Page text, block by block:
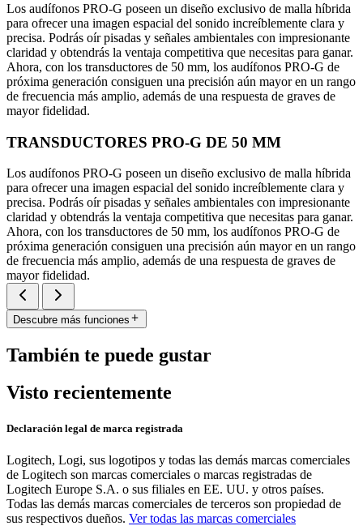
Los audífonos PRO-G poseen un diseño exclusivo de malla híbrida
para ofrecer una imagen espacial del sonido increíblemente clara y
precisa. Podrás oír pisadas y señales ambientales con impresionante
claridad y obtendrás la ventaja competitiva que necesitas para ganar.
Ahora, con los transductores de 50 mm, los audífonos PRO-G de
próxima generación consiguen una precisión aún mayor en un rango
de frecuencia más amplio, además de una respuesta de graves de
mayor fidelidad.
TRANSDUCTORES PRO-G DE 50 MM
Los audífonos PRO-G poseen un diseño exclusivo de malla híbrida
para ofrecer una imagen espacial del sonido increíblemente clara y
precisa. Podrás oír pisadas y señales ambientales con impresionante
claridad y obtendrás la ventaja competitiva que necesitas para ganar.
Ahora, con los transductores de 50 mm, los audífonos PRO-G de
próxima generación consiguen una precisión aún mayor en un rango
de frecuencia más amplio, además de una respuesta de graves de
mayor fidelidad.
Descubre más funciones
También te puede gustar
Visto recientemente
Declaración legal de marca registrada
Logitech, Logi, sus logotipos y todas las demás marcas comerciales
de Logitech son marcas comerciales o marcas registradas de
Logitech Europe S.A. o sus filiales en EE. UU. y otros países.
Todas las demás marcas comerciales de terceros son propiedad de
sus respectivos dueños. Ver todas las marcas comerciales